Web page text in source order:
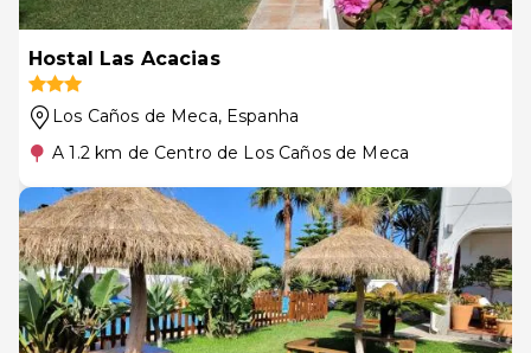
Hostal Las Acacias
Los Caños de Meca, Espanha
A 1.2 km de Centro de Los Caños de Meca